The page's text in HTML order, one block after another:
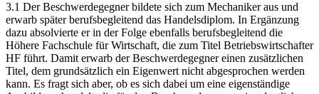
3.1 Der Beschwerdegegner bildete sich zum Mechaniker aus und
erwarb später berufsbegleitend das Handelsdiplom. In Ergänzung
dazu absolvierte er in der Folge ebenfalls berufsbegleitend die
Höhere Fachschule für Wirtschaft, die zum Titel Betriebswirtschafter
HF führt. Damit erwarb der Beschwerdegegner einen zusätzlichen
Titel, dem grundsätzlich ein Eigenwert nicht abgesprochen werden
kann. Es fragt sich aber, ob es sich dabei um eine eigenständige